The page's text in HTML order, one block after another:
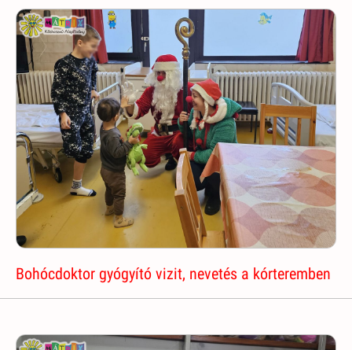
Bohócdoktor gyógyító vizit, nevetés a kórteremben